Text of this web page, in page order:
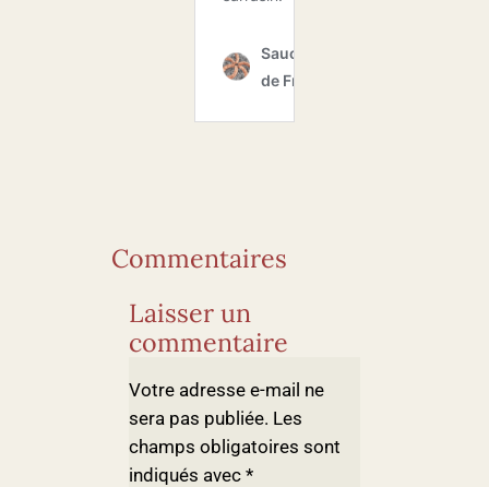
Commentaires
Laisser un
commentaire
Votre adresse e-mail ne
sera pas publiée. Les
champs obligatoires sont
indiqués avec*